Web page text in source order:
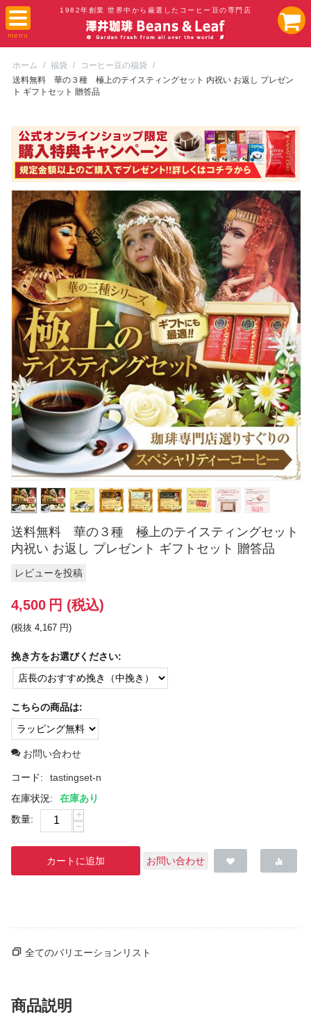
1982年創業 世界中から厳選したコーヒー豆の専門店
ホーム / 福袋 / コーヒー豆の福袋
/
送料無料 華の３種 極上のテイスティングセット 内祝い お返し プレゼン
ト ギフトセット 贈答品
送料無料 華の３種 極上のテイスティングセット
内祝い お返し プレゼント ギフトセット 贈答品
レビューを投稿
4,500 円 (税込)
(税抜 4,167 円)
挽き方をお選びください:
こちらの商品は:
お問い合わせ
コード:
tastingset-n
在庫状況:
在庫あり
数量:
+
−
カートに追加 お問い合わせ
全てのバリエーションリスト
商品説明